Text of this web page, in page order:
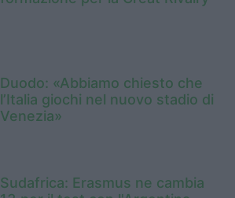
Duodo: «Abbiamo chiesto che
l’Italia giochi nel nuovo stadio di
Venezia»
Sudafrica: Erasmus ne cambia